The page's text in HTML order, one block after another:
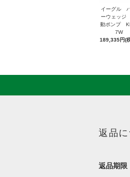
イーグル
ーウェッ
動ポンプ
7W
189,335円(
返品
返品期限